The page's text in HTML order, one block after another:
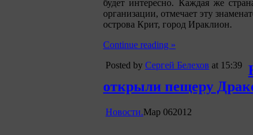
будет интересно. Каждая же
организации, отмечает эту
острова Крит, город Ираклион.
Continue reading »
Posted by Сергей Белехов at 15:39
открыли пещеру
Новости.Мар 062012